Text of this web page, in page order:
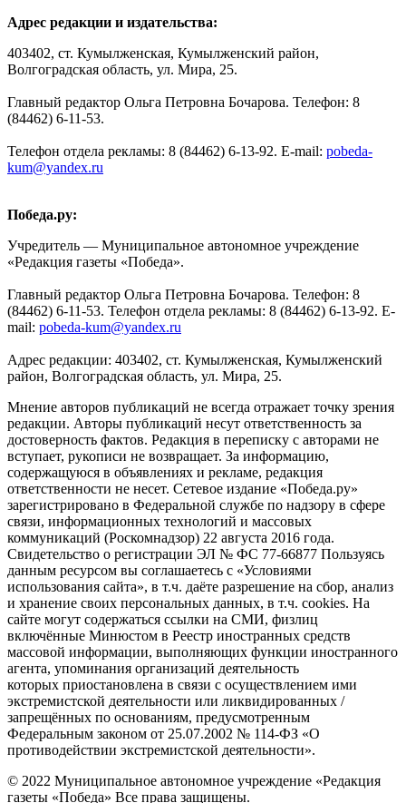
Адрес редакции и издательства:
403402, ст. Кумылженская, Кумылженский район,
Волгоградская область, ул. Мира, 25.
Главный редактор Ольга Петровна Бочарова. Телефон: 8
(84462) 6-11-53.
Телефон отдела рекламы: 8 (84462) 6-13-92. E-mail: pobeda-
kum@yandex.ru
Победа.ру:
Учредитель — Муниципальное автономное учреждение
«Редакция газеты «Победа».
Главный редактор Ольга Петровна Бочарова. Телефон: 8
(84462) 6-11-53. Телефон отдела рекламы: 8 (84462) 6-13-92. E-
mail: pobeda-kum@yandex.ru
Адрес редакции: 403402, ст. Кумылженская, Кумылженский
район, Волгоградская область, ул. Мира, 25.
Мнение авторов публикаций не всегда отражает точку зрения
редакции. Авторы публикаций несут ответственность за
достоверность фактов. Редакция в переписку с авторами не
вступает, рукописи не возвращает. За информацию,
содержащуюся в объявлениях и рекламе, редакция
ответственности не несет. Сетевое издание «Победа.ру»
зарегистрировано в Федеральной службе по надзору в сфере
связи, информационных технологий и массовых
коммуникаций (Роскомнадзор) 22 августа 2016 года.
Свидетельство о регистрации ЭЛ № ФС 77-66877 Пользуясь
данным ресурсом вы соглашаетесь с «Условиями
использования сайта», в т.ч. даёте разрешение на сбор, анализ
и хранение своих персональных данных, в т.ч. cookies. На
сайте могут содержаться ссылки на СМИ, физлиц
включённые Минюстом в Реестр иностранных средств
массовой информации, выполняющих функции иностранного
агента, упоминания организаций деятельность
которых приостановлена в связи с осуществлением ими
экстремистской деятельности или ликвидированных /
запрещённых по основаниям, предусмотренным
Федеральным законом от 25.07.2002 № 114-ФЗ «О
противодействии экстремистской деятельности».
© 2022 Муниципальное автономное учреждение «Редакция
газеты «Победа» Все права защищены.